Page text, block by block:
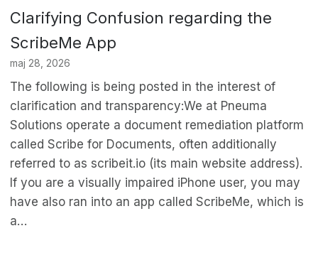
Clarifying Confusion regarding the
ScribeMe App
maj 28, 2026
The following is being posted in the interest of
clarification and transparency:We at Pneuma
Solutions operate a document remediation platform
called Scribe for Documents, often additionally
referred to as scribeit.io (its main website address).
If you are a visually impaired iPhone user, you may
have also ran into an app called ScribeMe, which is
a…